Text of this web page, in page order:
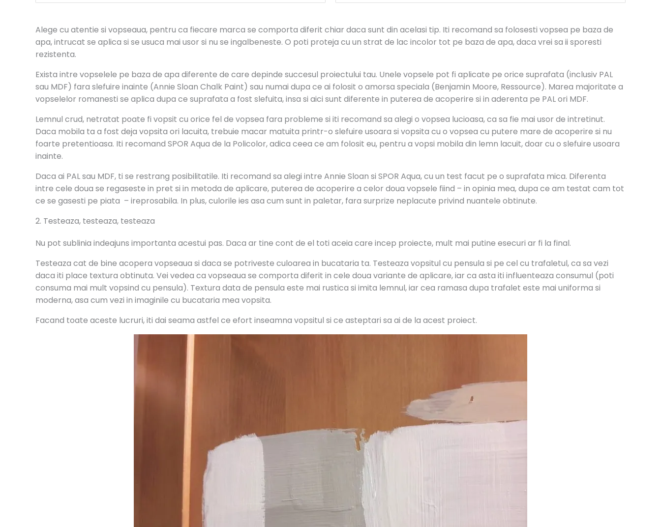
Alege cu atentie si vopseaua, pentru ca fiecare marca se comporta diferit chiar daca sunt din acelasi tip. Iti recomand sa folosesti vopsea pe baza de
apa, intrucat se aplica si se usuca mai usor si nu se ingalbeneste. O poti proteja cu un strat de lac incolor tot pe baza de apa, daca vrei sa ii sporesti
rezistenta.
Exista intre vopselele pe baza de apa diferente de care depinde succesul proiectului tau. Unele vopsele pot fi aplicate pe orice suprafata (inclusiv PAL
sau MDF) fara slefuire inainte (Annie Sloan Chalk Paint) sau numai dupa ce ai folosit o amorsa speciala (Benjamin Moore, Ressource). Marea majoritate a
vopselelor romanesti se aplica dupa ce suprafata a fost slefuita, insa si aici sunt diferente in puterea de acoperire si in aderenta pe PAL ori MDF.
Lemnul crud, netratat poate fi vopsit cu orice fel de vopsea fara probleme si iti recomand sa alegi o vopsea lucioasa, ca sa fie mai usor de intretinut.
Daca mobila ta a fost deja vopsita ori lacuita, trebuie macar matuita printr-o slefuire usoara si vopsita cu o vopsea cu putere mare de acoperire si nu
foarte pretentioasa. Iti recomand SPOR Aqua de la Policolor, adica ceea ce am folosit eu, pentru a vopsi mobila din lemn lacuit, doar cu o slefuire usoara
inainte.
Daca ai PAL sau MDF, ti se restrang posibilitatile. Iti recomand sa alegi intre Annie Sloan si SPOR Aqua, cu un test facut pe o suprafata mica. Diferenta
intre cele doua se regaseste in pret si in metoda de aplicare, puterea de acoperire a celor doua vopsele fiind – in opinia mea, dupa ce am testat cam tot
ce se gasesti pe piata – ireprosabila. In plus, culorile ies asa cum sunt in paletar, fara surprize neplacute privind nuantele obtinute.
2. Testeaza, testeaza, testeaza
Nu pot sublinia indeajuns importanta acestui pas. Daca ar tine cont de el toti aceia care incep proiecte, mult mai putine esecuri ar fi la final.
Testeaza cat de bine acopera vopseaua si daca se potriveste culoarea in bucataria ta. Testeaza vopsitul cu pensula si pe cel cu trafaletul, ca sa vezi
daca iti place textura obtinuta. Vei vedea ca vopseaua se comporta diferit in cele doua variante de aplicare, iar ca asta iti influenteaza consumul (poti
consuma mai mult vopsind cu pensula). Textura data de pensula este mai rustica si imita lemnul, iar cea ramasa dupa trafalet este mai uniforma si
moderna, asa cum vezi in imaginile cu bucataria mea vopsita.
Facand toate aceste lucruri, iti dai seama astfel ce efort inseamna vopsitul si ce asteptari sa ai de la acest proiect.